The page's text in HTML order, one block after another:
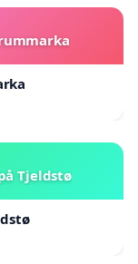
Tjeldstø